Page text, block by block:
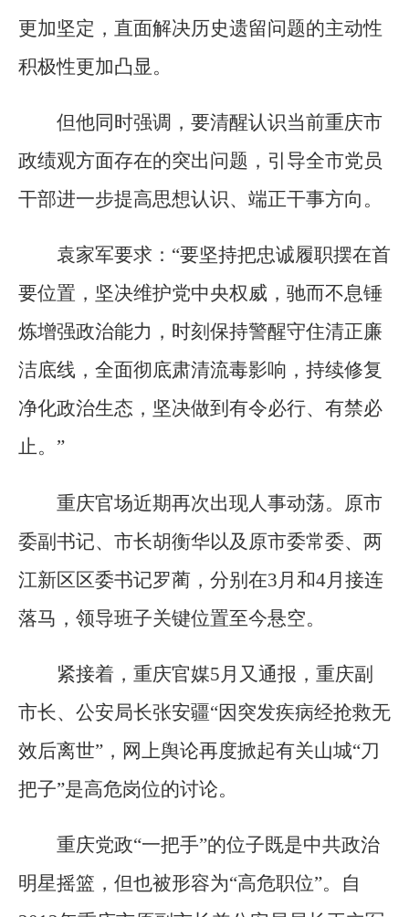
更加坚定，直面解决历史遗留问题的主动性
积极性更加凸显。
但他同时强调，要清醒认识当前重庆市
政绩观方面存在的突出问题，引导全市党员
干部进一步提高思想认识、端正干事方向。
袁家军要求：“要坚持把忠诚履职摆在首
要位置，坚决维护党中央权威，驰而不息锤
炼增强政治能力，时刻保持警醒守住清正廉
洁底线，全面彻底肃清流毒影响，持续修复
净化政治生态，坚决做到有令必行、有禁必
止。”
重庆官场近期再次出现人事动荡。原市
委副书记、市长胡衡华以及原市委常委、两
江新区区委书记罗蔺，分别在3月和4月接连
落马，领导班子关键位置至今悬空。
紧接着，重庆官媒5月又通报，重庆副
市长、公安局长张安疆“因突发疾病经抢救无
效后离世”，网上舆论再度掀起有关山城“刀
把子”是高危岗位的讨论。
重庆党政“一把手”的位子既是中共政治
明星摇篮，但也被形容为“高危职位”。自